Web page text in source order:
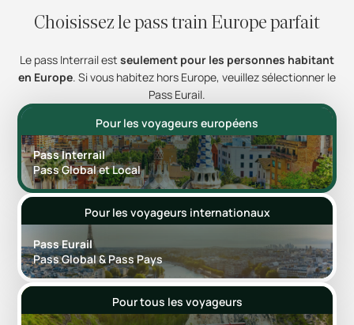
Choisissez le pass train Europe parfait
Le pass Interrail est seulement pour les personnes habitant
en Europe. Si vous habitez hors Europe, veuillez sélectionner le
Pass Eurail.
Pour les voyageurs européens
Pass Interrail
Pass Global et Local
Pour les voyageurs internationaux
Pass Eurail
Pass Global & Pass Pays
Pour tous les voyageurs